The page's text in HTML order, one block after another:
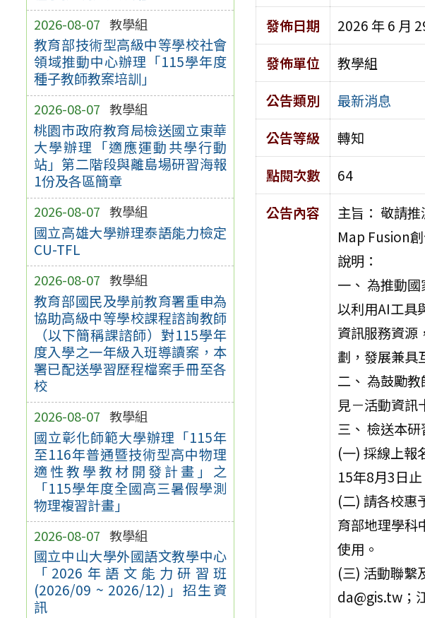
2026-08-07 教學組
教育部技術型高級中等學校社會
領域推動中心辦理「115學年度
種子教師教案培訓」
2026-08-07 教學組
桃園市政府教育局檢送國立東華
大學辦理「適應運動共學行動
站」第二階段與離島場研習海報
1份及各區簡章
2026-08-07 教學組
國立高雄大學辦理泰語能力檢定
CU-TFL
2026-08-07 教學組
教育部國民及學前教育署重申為
協助高級中等學校課程諮詢教師
（以下簡稱課諮師）對115學年
度入學之一年級入班導讀案，本
署已配送學習歷程檔案手冊至各
校
2026-08-07 教學組
國立彰化師範大學辦理「115年
至116年普通暨技術型高中物理
適性教學教材開發計畫」之
「115學年度全國高三暑假學測
物理複習計畫」
2026-08-07 教學組
國立中山大學外國語文教學中心
「2026年語文能力研習班
(2026/09 ~ 2026/12)」招生資
訊
發佈日期
2026 年 6 月
發佈單位
教學組
公告類別
最新消息
公告等級
轉知
點閱次數
64
公告內容
主旨： 敬請
Map Fusion
說明：
一、 為推動
以利用AI工具
資訊服務資源
劃，發展兼具
二、 為鼓勵
見－活動資訊
三、 檢送本
(一) 採線上
15年8月3日
(二) 請各校惠
育部地理學科
使用。
(三) 活動聯
da@gis.tw；